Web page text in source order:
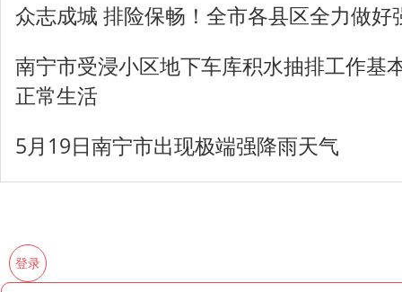
众志成城 排险保畅！全市各县区全力做好
南宁市受浸小区地下车库积水抽排工作基
正常生活
5月19日南宁市出现极端强降雨天气
登录